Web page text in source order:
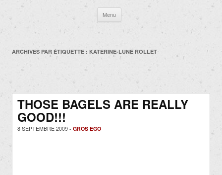
Menu
contenu
ARCHIVES PAR ÉTIQUETTE : KATERINE-LUNE ROLLET
THOSE BAGELS ARE REALLY
GOOD!!!
8 SEPTEMBRE 2009 - GROS EGO